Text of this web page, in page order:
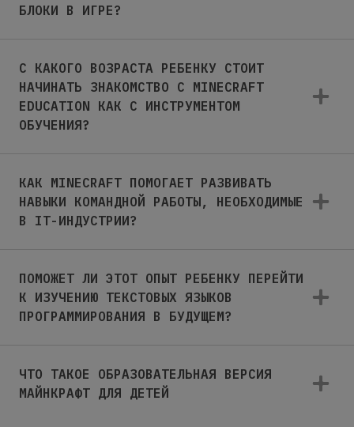
БЛОКИ В ИГРЕ?
С КАКОГО ВОЗРАСТА РЕБЕНКУ СТОИТ
НАЧИНАТЬ ЗНАКОМСТВО С MINECRAFT
EDUCATION КАК С ИНСТРУМЕНТОМ
ОБУЧЕНИЯ?
КАК MINECRAFT ПОМОГАЕТ РАЗВИВАТЬ
НАВЫКИ КОМАНДНОЙ РАБОТЫ, НЕОБХОДИМЫЕ
В IT-ИНДУСТРИИ?
ПОМОЖЕТ ЛИ ЭТОТ ОПЫТ РЕБЕНКУ ПЕРЕЙТИ
К ИЗУЧЕНИЮ ТЕКСТОВЫХ ЯЗЫКОВ
ПРОГРАММИРОВАНИЯ В БУДУЩЕМ?
ЧТО ТАКОЕ ОБРАЗОВАТЕЛЬНАЯ ВЕРСИЯ
МАЙНКРАФТ ДЛЯ ДЕТЕЙ